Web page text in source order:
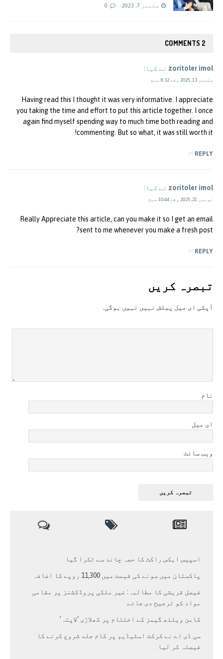
ستمبر 7, 2023 0
2 COMMENTS
zoritoler imol نے کہا:
ستمبر 13, 2025 وقت 8:32 صبح
Having read this I thought it was very informative. I appreciate
you taking the time and effort to put this article together. I once
again find myself spending way to much time both reading and
commenting. But so what, it was still worth it!
REPLY
zoritoler imol نے کہا:
نومبر 21, 2025 وقت 10:44 صبح
Really Appreciate this article, can you make it so I get an email
sent to me whenever you make a fresh post?
REPLY
تبصرہ کريں
آپکی ای ميل پبلش نہيں نہيں ہوگی.
نام
ای میل
ویب سائٹ
اسپیس ایکس راکٹ کا حصہ چاند سے ٹکرا گیا
پاکستان میں سونے کی قیمت میں 11,300 روپے کا اضافہ
فیصل قریشی کا مطالبہ: غیر ملکی پروڈکشنز پر مقامی
مواد کو ترجیح دی جائے
کامن ویلتھ گیمز کے اختتام پر کھلاڑی ‘لاپتہ’
سی ڈی اے نے کرکٹ اسٹیڈیم پر کام جلد شروع کرنے کا
فیصلہ کر لیا